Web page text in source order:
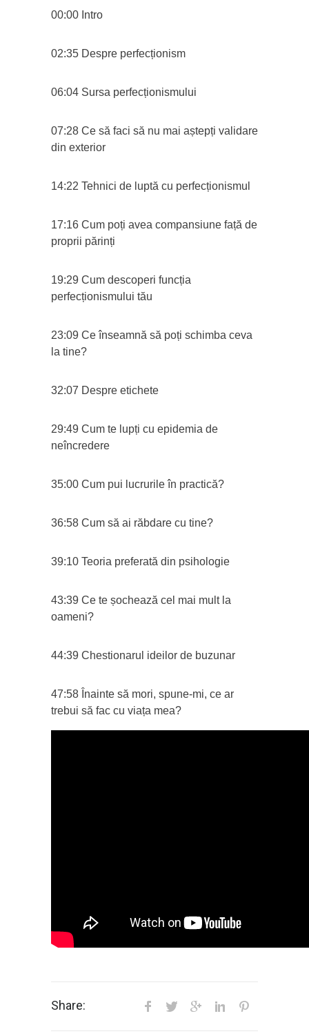
00:00 Intro
02:35 Despre perfecționism
06:04 Sursa perfecționismului
07:28 Ce să faci să nu mai aștepți validare
din exterior
14:22 Tehnici de luptă cu perfecționismul
17:16 Cum poți avea compansiune față de
proprii părinți
19:29 Cum descoperi funcția
perfecționismului tău
23:09 Ce înseamnă să poți schimba ceva
la tine?
32:07 Despre etichete
29:49 Cum te lupți cu epidemia de
neîncredere
35:00 Cum pui lucrurile în practică?
36:58 Cum să ai răbdare cu tine?
39:10 Teoria preferată din psihologie
43:39 Ce te șochează cel mai mult la
oameni?
44:39 Chestionarul ideilor de buzunar
47:58 Înainte să mori, spune-mi, ce ar
trebui să fac cu viața mea?
Share: